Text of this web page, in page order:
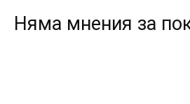
Няма мнения за